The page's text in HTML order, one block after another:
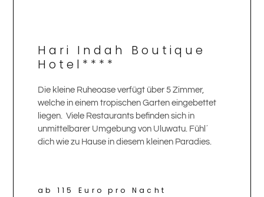
Hari Indah Boutique
Hotel****
Die kleine Ruheoase verfügt über 5 Zimmer,
welche in einem tropischen Garten eingebettet
liegen. Viele Restaurants befinden sich in
unmittelbarer Umgebung von Uluwatu. Fühl´
dich wie zu Hause in diesem kleinen Paradies.
ab 115 Euro pro Nacht